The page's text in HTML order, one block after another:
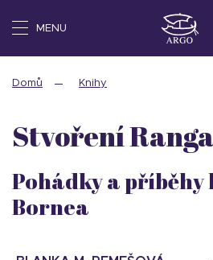
MENU
Domů Knihy
Stvoření
Pohádky a příběhy
Bornea